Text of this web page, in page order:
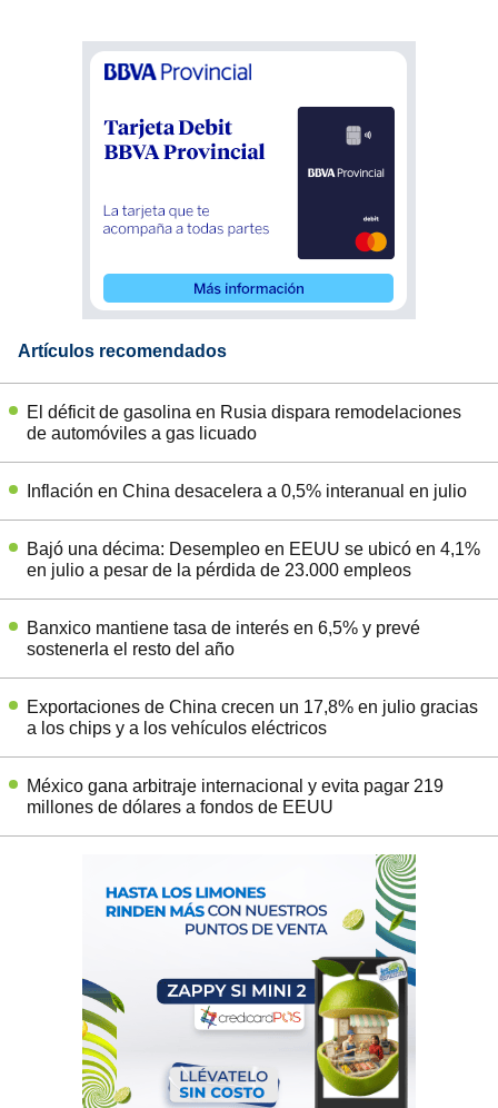
Artículos recomendados
El déficit de gasolina en Rusia dispara remodelaciones
de automóviles a gas licuado
Inflación en China desacelera a 0,5% interanual en julio
Bajó una décima: Desempleo en EEUU se ubicó en 4,1%
en julio a pesar de la pérdida de 23.000 empleos
Banxico mantiene tasa de interés en 6,5% y prevé
sostenerla el resto del año
Exportaciones de China crecen un 17,8% en julio gracias
a los chips y a los vehículos eléctricos
México gana arbitraje internacional y evita pagar 219
millones de dólares a fondos de EEUU